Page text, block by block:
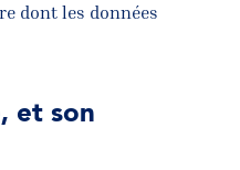
dont les données
et son